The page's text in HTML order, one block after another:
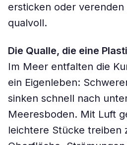
ersticken oder verenden
qualvoll.
Die Qualle, die eine
Im Meer entfalten die
ein Eigenleben:
sinken schnell nach
Meeresboden. Mit Luft
leichtere Stücke treiben